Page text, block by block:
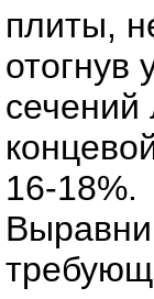
плиты,
отогнув
сечений
16-18%.